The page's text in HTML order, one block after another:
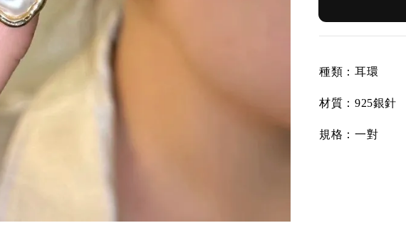
種類：耳環
材質： 925銀針
規格：一對